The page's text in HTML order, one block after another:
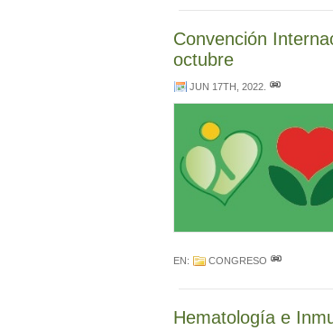
Convención
octubre
JUN 17TH, 2022
EN: CONGRESO
Hematología e